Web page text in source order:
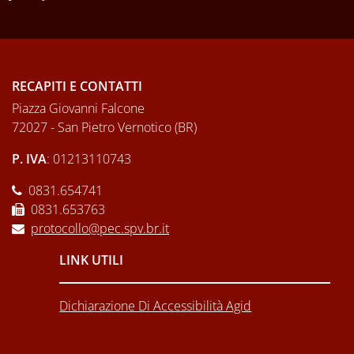
RECAPITI E CONTATTI
Piazza Giovanni Falcone
72027 - San Pietro Vernotico (BR)
P. IVA: 01213110743
0831.654741
0831.653763
protocollo@pec.spv.br.it
LINK UTILI
Dichiarazione Di Accessibilità Agid